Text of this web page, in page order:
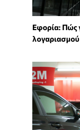
Εφορία: Πώς
λογαριασμού